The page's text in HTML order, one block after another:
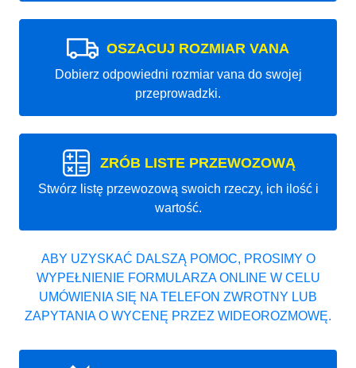
OSZACUJ ROZMIAR VANA
Dobierz odpowiedni rozmiar vana do swojej
przeprowadzki.
ZRÓB LISTE PRZEWOZOWĄ
Stwórz listę przewozową swoich rzeczy, ich ilość i
wartość.
ABY UZYSKAĆ DALSZĄ POMOC, PROSIMY O
WYPEŁNIENIE FORMULARZA ONLINE W CELU
UMÓWIENIA SIĘ NA TELEFON ZWROTNY LUB
ZAPYTANIA O WYCENĘ PRZEZ WIDEOROZMOWĘ.